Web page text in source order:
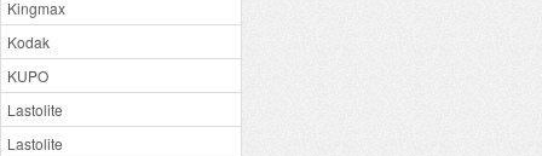
Kingmax
Kodak
KUPO
Lastolite
Lastolite